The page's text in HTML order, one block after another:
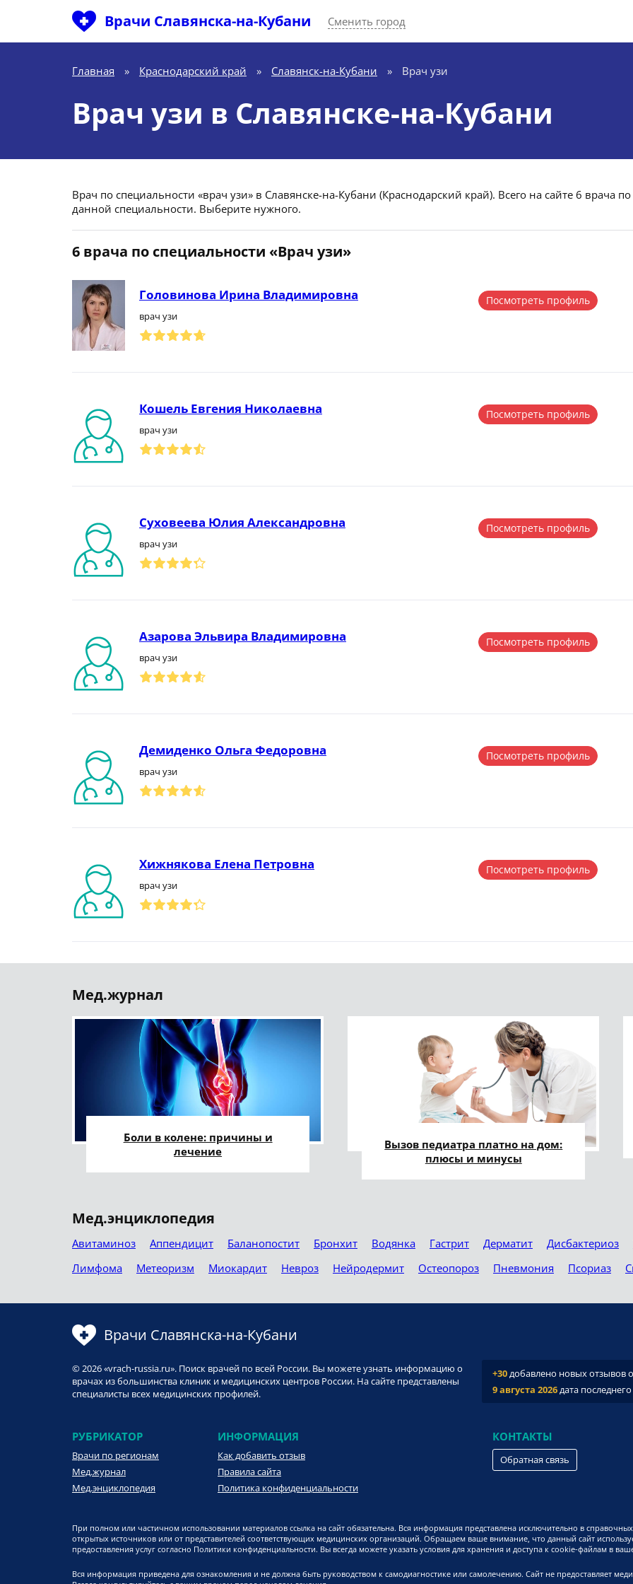
Врачи Славянска-на-Кубани Сменить город
Главная » Краснодарский край » Славянск-на-Кубани » Врач узи
Врач узи в Славянске-на-Кубани
Врач по специальности «врач узи» в Славянске-на-Кубани (Краснодарский край). Всего на сайте 6 врача по
данной специальности. Выберите нужного.
6 врача по специальности «Врач узи»
Головинова Ирина Владимировна
врач узи
Посмотреть профиль
Кошель Евгения Николаевна
врач узи
Посмотреть профиль
Суховеева Юлия Александровна
врач узи
Посмотреть профиль
Азарова Эльвира Владимировна
врач узи
Посмотреть профиль
Демиденко Ольга Федоровна
врач узи
Посмотреть профиль
Хижнякова Елена Петровна
врач узи
Посмотреть профиль
Мед.журнал
Боли в колене: причины и
лечение
Вызов педиатра платно на дом:
плюсы и минусы
Мед.энциклопедия
Авитаминоз Аппендицит Баланопостит Бронхит Водянка Гастрит Дерматит Дисбактериоз
Лимфома
Метеоризм Миокардит Невроз Нейродермит Остеопороз Пневмония Псориаз
Врачи Славянска-на-Кубани
© 2026 «vrach-russia.ru». Поиск врачей по всей России. Вы можете узнать информацию о
врачах из большинства клиник и медицинских центров России. На сайте представлены
специалисты всех медицинских профилей.
+30добавлено новых отзывов
9 августа 2026дата
РУБРИКАТОР
Врачи по регионам
Мед.журнал
Мед.энциклопедия
ИНФОРМАЦИЯ
Как добавить отзыв
Правила сайта
Политика конфиденциальности
КОНТАКТЫ
Обратная связь
При полном или частичном использовании материалов ссылка на сайт обязательна. Вся информация представлена исключительно в
открытых источников или от представителей соответствующих медицинских организаций. Обращаем ваше внимание, что данный сайт
предоставления услуг согласно Политики конфиденциальности. Вы всегда можете указать условия для хранения и доступа к cookie-файлам в
Вся информация приведена для ознакомления и не должна быть руководством к самодиагностике или самолечению. Сайт не предоставляет